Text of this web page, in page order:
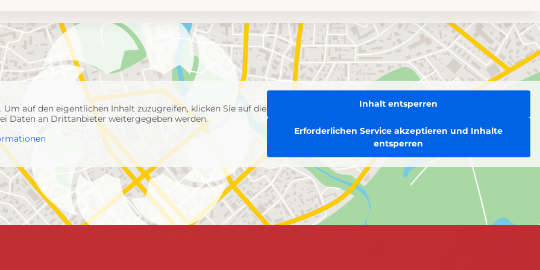
. Um auf den eigentlichen Inhalt zuzugreifen, klicken Sie auf die
Daten an Drittanbieter weitergegeben werden.
Inhalt entsperren
Erforderlichen Service akzeptieren und Inhalte
entsperren